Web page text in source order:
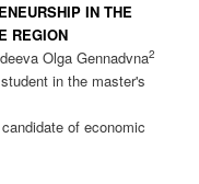
IN THE
REGION
Olga Gennadvna2
in the master's
of economic